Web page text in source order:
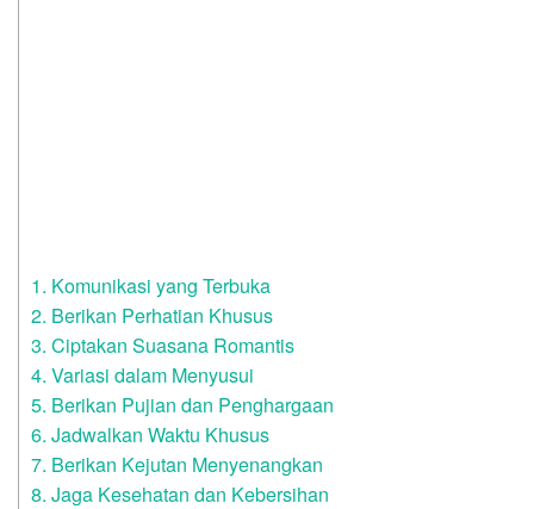
1. Komunikasi yang Terbuka
2. Berikan Perhatian Khusus
3. Ciptakan Suasana Romantis
4. Variasi dalam Menyusui
5. Berikan Pujian dan Penghargaan
6. Jadwalkan Waktu Khusus
7. Berikan Kejutan Menyenangkan
8. Jaga Kesehatan dan Kebersihan